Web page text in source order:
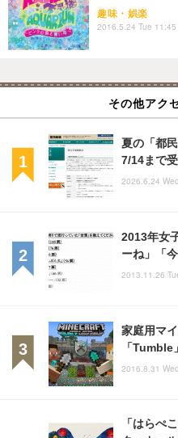
趣味・娯楽
2016.5.24 Tue 11:45
その他アク
夏の「都
7/14まで
2026.6.24
2013年女
ーね」「
2013.11.26
家庭用マ
「Tumble
2016.8.31
「はらぺ